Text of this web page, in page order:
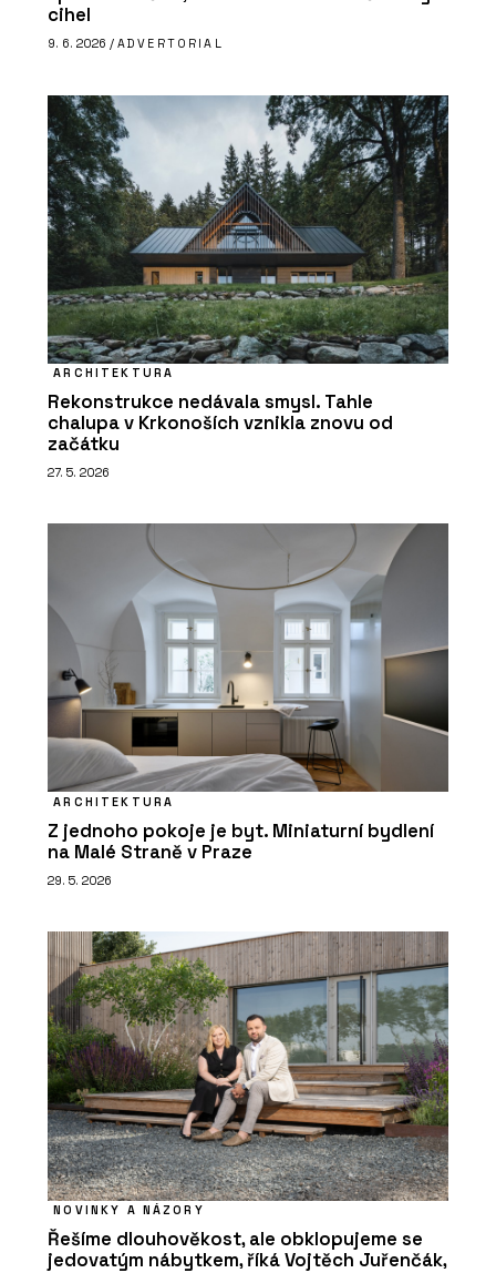
cihel
9. 6. 2026 / ADVERTORIAL
ARCHITEKTURA
Rekonstrukce nedávala smysl. Tahle
chalupa v Krkonoších vznikla znovu od
začátku
27. 5. 2026
ARCHITEKTURA
Z jednoho pokoje je byt. Miniaturní bydlení
na Malé Straně v Praze
29. 5. 2026
NOVINKY A NÁZORY
Řešíme dlouhověkost, ale obklopujeme se
jedovatým nábytkem, říká Vojtěch Juřenčák,